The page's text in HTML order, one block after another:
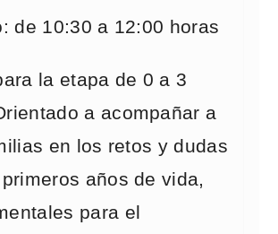
de 10:30 a 12:00 horas
la etapa de 0 a 3
a acompañar a
en los retos y dudas
años de vida,
para el